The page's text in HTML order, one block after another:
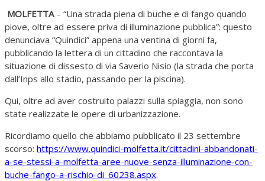
MOLFETTA– “Una strada piena di buche e di fango quando
piove, oltre ad essere priva di illuminazione pubblica”: questo
denunciava “Quindici” appena una ventina di giorni fa,
pubblicando la lettera di un cittadino che raccontava la
situazione di dissesto di via Saverio Nisio (la strada che porta
dall’Inps allo stadio, passando per la piscina).
Qui, oltre ad aver costruito palazzi sulla spiaggia, non sono
state realizzate le opere di urbanizzazione.
Ricordiamo quello che abbiamo pubblicato il 23 settembre
scorso: https://www.quindici-molfetta.it/cittadini-abbandonati-
a-se-stessi-a-molfetta-aree-nuove-senza-illuminazione-con-
buche-fango-a-rischio-di_60238.aspx.